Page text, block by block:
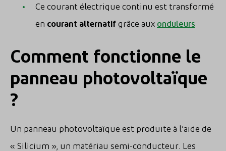
Ce courant électrique continu est transformé
en courant alternatif grâce aux onduleurs
Comment fonctionne le
panneau photovoltaïque
?
Un panneau photovoltaïque est produite à l’aide de
« Silicium », un matériau semi-conducteur. Les